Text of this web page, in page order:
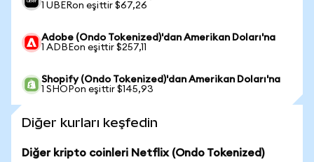
1 UBERon eşittir $67,26
Adobe (Ondo Tokenized)'dan Amerikan Doları'na
1 ADBEon eşittir $257,11
Shopify (Ondo Tokenized)'dan Amerikan Doları'na
1 SHOPon eşittir $145,93
Diğer kurları keşfedin
Diğer kripto coinleri Netflix (Ondo Tokenized)